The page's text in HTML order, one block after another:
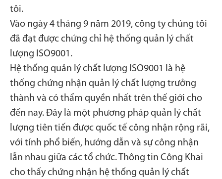
tôi.
Vào ngày 4 tháng 9 năm 2019, công ty chúng tôi
đã đạt được chứng chỉ hệ thống quản lý chất
lượng ISO9001.
Hệ thống quản lý chất lượng ISO9001 là hệ
thống chứng nhận quản lý chất lượng trưởng
thành và có thẩm quyền nhất trên thế giới cho
đến nay. Đây là một phương pháp quản lý chất
lượng tiên tiến được quốc tế công nhận rộng rãi,
với tính phổ biến, hướng dẫn và sự công nhận
lẫn nhau giữa các tổ chức. Thông tin Công Khai
cho thấy chứng nhận hệ thống quản lý chất